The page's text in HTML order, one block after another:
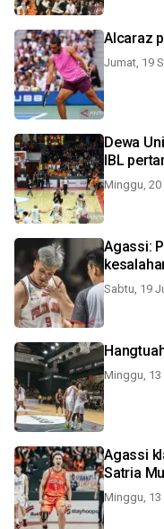
Alcaraz
Jumat, 19
Dewa
IBL
Minggu, 20
Agassi:
Sabtu, 19
Minggu, 13
Agassi
Satria
Minggu, 13